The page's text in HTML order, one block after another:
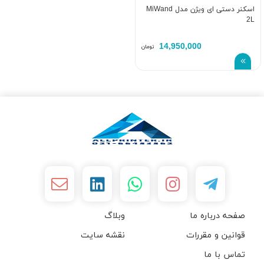
اسکنر دستی ای ویژن مدل MiWand
2L
14,950,000 تومان
صفحه درباره ما
وبلاگ
قوانین و مقررات
نقشه سایت
تماس با ما